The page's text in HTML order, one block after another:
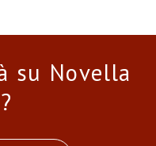
su Novella